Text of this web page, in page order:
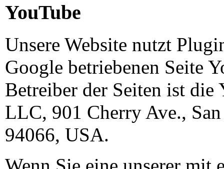
YouTube
Unsere Website nutzt
Google betriebenen Seite
Betreiber der Seiten ist die
LLC, 901 Cherry Ave.,
94066, USA.